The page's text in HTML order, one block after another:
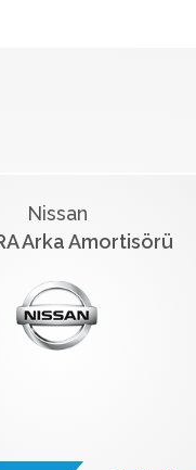
Nissan
Arka Amortisörü